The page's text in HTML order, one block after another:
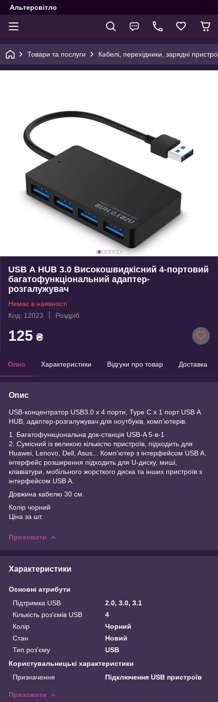
Альтерсвітло
Товари та послуги Кабелі, перехідники, зарядні
USB А HUB 3.0 Високошвидкісний 4-портовий
багатофункціональний адаптер-
розгалужувач
Немає в наявності
Код: 12023
Роздріб
125 ₴
Опис Характеристики Відгуки про товар Доставка
Опис
USB-концентратор USB3.0 х 4 порти, Type C х 1 порт USB А
HUB, адаптер-розгалужувач для ноутбуків, комп'ютерів.
1. Багатофункціональна док-станція USB-A 5-в-1
2. Сумісний із великою кількістю пристроїв, підходить для
Huawei, Lenovo, Dell, Asus... Комп'ютер з інтерфейсом USB A,
інтерфейс розширення підходить для U-диску, миші,
клавіатури, мобільного жорсткого диска та інших пристроїв з
інтерфейсом USB A.
Довжина кабелю 30 см.
Колір чорний
Ціна за шт.
Приховати
Характеристики
Основні атрибути
Підтримка USB
2.0, 3.0, 3.1
Кількість роз'ємів USB
4
Колір
Чорний
Стан
Новий
Тип роз'єму
USB
Користувальницькі характеристики
Призначення
Підключення USB пристроїв
Приховати